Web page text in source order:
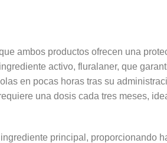
ambos productos ofrecen una
activo, fluralaner, que
en pocas horas tras su
una dosis cada tres meses,
principal, proporcionando